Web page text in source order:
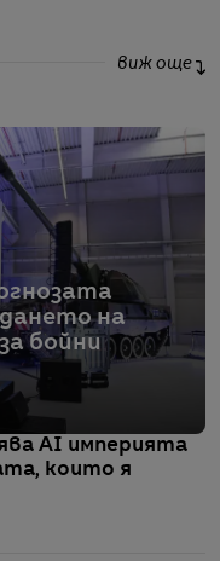
виж още
на
бойни
AI империята
които я